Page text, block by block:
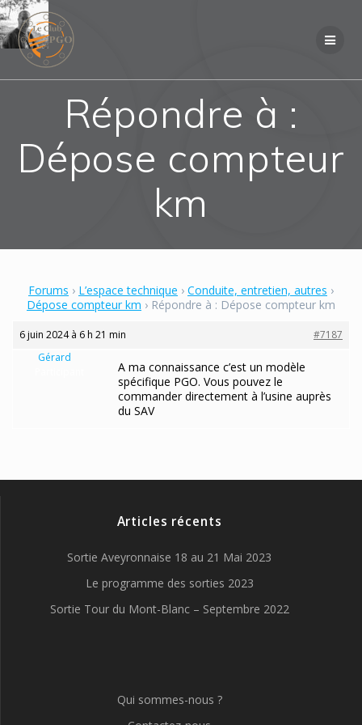
Répondre à :
Dépose compteur
km
Forums › L’espace technique › Conduite, entretien, autres ›
Dépose compteur km › Répondre à : Dépose compteur km
6 juin 2024 à 6 h 21 min
#7187
Gérard
A ma connaissance c’est un modèle
spécifique PGO. Vous pouvez le
commander directement à l’usine auprès
du SAV
Articles récents
Sortie Aveyronnaise 18 au 21 Mai 2023
Le programme des sorties 2023
Sortie Tour du Mont-Blanc – Septembre 2022
Qui sommes-nous ?